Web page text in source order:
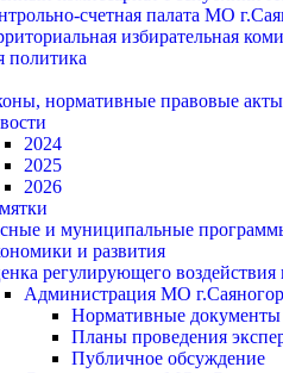
счетная палата МО
избирательная
политика
нормативные правовые
2024
2025
2026
и муниципальные
и развития
регулирующего
Администрация МО
Нормативные документы
Планы проведения
Публичное обсуждение